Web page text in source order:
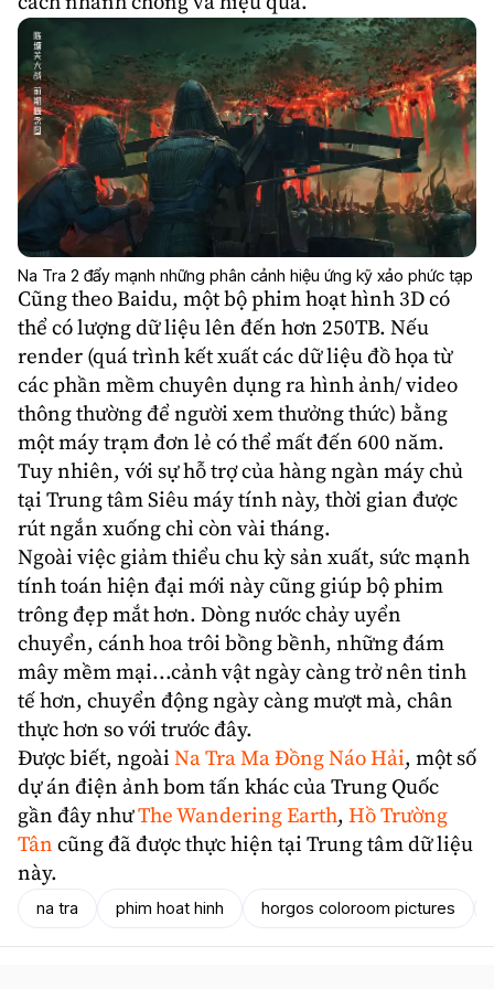
Na Tra 2 đẩy mạnh những phân cảnh hiệu ứng kỹ xảo phức tạp
Cũng theo Baidu, một bộ phim hoạt hình 3D có
thể có lượng dữ liệu lên đến hơn 250TB. Nếu
render (quá trình kết xuất các dữ liệu đồ họa từ
các phần mềm chuyên dụng ra hình ảnh/ video
thông thường để người xem thưởng thức) bằng
một máy trạm đơn lẻ có thể mất đến 600 năm.
Tuy nhiên, với sự hỗ trợ của hàng ngàn máy chủ
tại Trung tâm Siêu máy tính này, thời gian được
rút ngắn xuống chỉ còn vài tháng.
Ngoài việc giảm thiểu chu kỳ sản xuất, sức mạnh
tính toán hiện đại mới này cũng giúp bộ phim
trông đẹp mắt hơn. Dòng nước chảy uyển
chuyển, cánh hoa trôi bồng bềnh, những đám
mây mềm mại...cảnh vật ngày càng trở nên tinh
tế hơn, chuyển động ngày càng mượt mà, chân
thực hơn so với trước đây.
Được biết, ngoài Na Tra Ma Đồng Náo Hải, một số
dự án điện ảnh bom tấn khác của Trung Quốc
gần đây nhưThe Wandering Earth, Hồ Trường
Tân cũng đã được thực hiện tại Trung tâm dữ liệu
này.
na tra phim hoat hinh horgos coloroom pictures